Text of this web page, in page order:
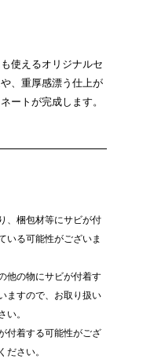
使えるオリジナルセ
、重厚感漂う仕上が
ートが完成します。
、梱包材等にサビが付
いる可能性がございま
他の物にサビが付着す
ますので、お取り扱い
い。
付着する可能性がござ
ださい。